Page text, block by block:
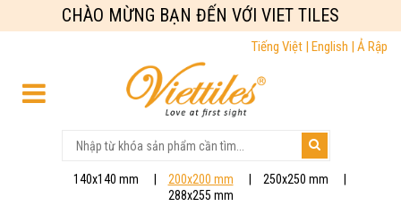
CHÀO MỪNG BẠN ĐẾN VỚI VIET TILES
Tiếng Việt | English | Ả Rập
140x140 mm 200x200 mm
250x250 mm
288x255 mm